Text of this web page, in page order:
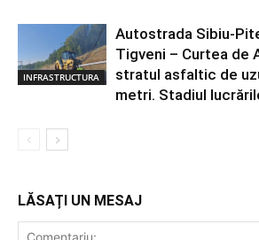
INFRASTRUCTURA
Autostrada Sibiu-
Tigveni – Curtea de
stratul asfaltic de
metri. Stadiul
LĂSAȚI UN MESAJ